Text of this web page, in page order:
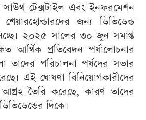
টেক্সটাইল এবং ইনফরমেশন
শেয়ারহোল্ডারদের জন্য ডিভিডেন্ড
২০২৫ সালের ৩০ জুন সমাপ্ত
আর্থিক প্রতিবেদন পর্যালোচনার
তাদের পরিচালনা পর্ষদের সভার
এই ঘোষণা বিনিয়োগকারীদের
তৈরি করেছে, কারণ তাদের
দিকে।